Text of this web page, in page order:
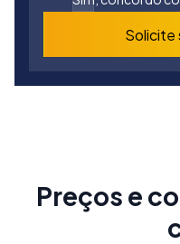
Solicite
Preços e